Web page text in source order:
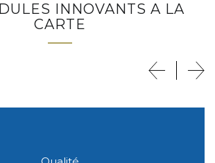
INNOVANTS A LA
CARTE